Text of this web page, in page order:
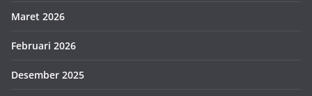
Maret 2026
Februari 2026
Desember 2025